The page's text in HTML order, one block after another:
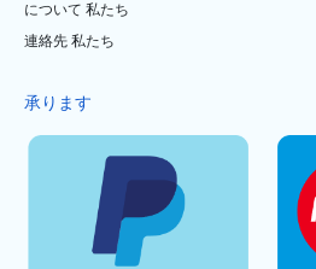
について 私たち
連絡先 私たち
承ります